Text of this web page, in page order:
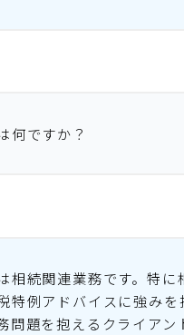
何ですか？
相続関連業務です。特に
例アドバイスに強みを
問題を抱えるクライアン